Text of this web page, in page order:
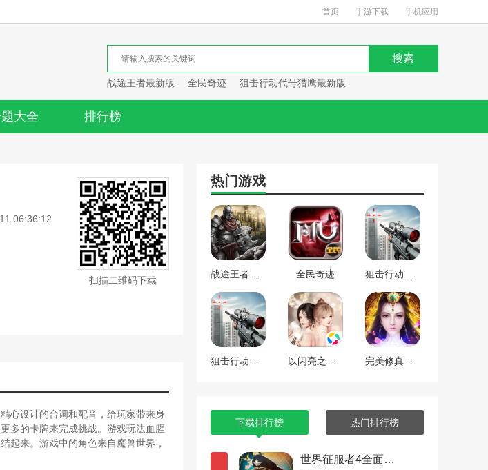
首页 手游下载 手机应用
战途王者最新版 全民奇迹 狙击行动代号猎鹰最新版
大全 排行榜
06:36:12
扫描二维码下载
心设计的台词和配音，给玩家带来身
多的卡牌来完成挑战。游戏玩法血腥
起来。游戏中的角色来自魔兽世界，
热门游戏
全民奇迹
下载排行榜 热门排行榜
世界征服者4全面战争